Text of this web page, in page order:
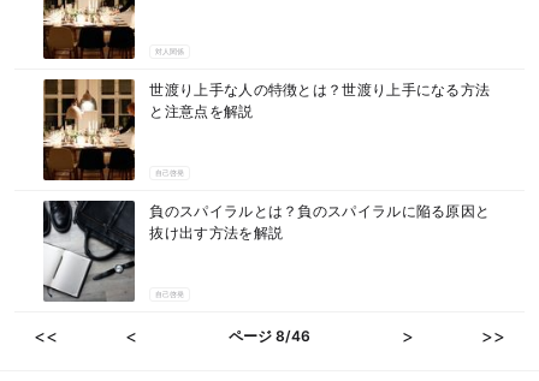
対人関係
世渡り上手な人の特徴とは？世渡り上手になる方法
と注意点を解説
自己啓発
負のスパイラルとは？負のスパイラルに陥る原因と
抜け出す方法を解説
自己啓発
ページ 8/46
<< < > >>